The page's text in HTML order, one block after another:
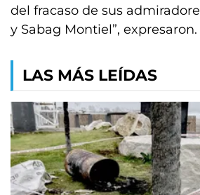
del fracaso de sus
y Sabag Montiel”, expresaron.
LAS MÁS LEÍDAS